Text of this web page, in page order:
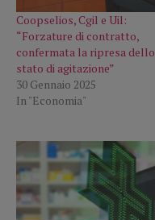
Coopselios, Cgil e Uil:
“Forzature di contratto,
confermata la ripresa dello
stato di agitazione”
30 Gennaio 2025
In "Economia"